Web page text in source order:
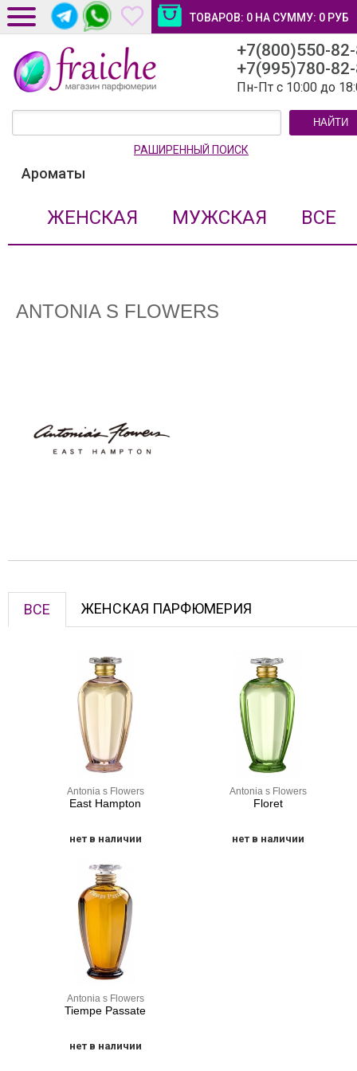
ТОВАРОВ: 0 НА СУММУ: 0 РУБ
ДОСТАВКА И ОПЛАТА
НОВОСТИ И СТАТЬИ
+7(800)550-
+7(995)780-
Пн-Пт с 10:00 до
НАЙТИ
РАШИРЕННЫЙ ПОИСК
Ароматы
ЖЕНСКАЯ МУЖСКАЯ ВСЕ
ANTONIA S FLOWERS
ВСЕ ЖЕНСКАЯ ПАРФЮМЕРИЯ
Antonia s Flowers
East Hampton
нет в наличии
Antonia s Flowers
Floret
нет в наличии
Antonia s Flowers
Tiempe Passate
нет в наличии